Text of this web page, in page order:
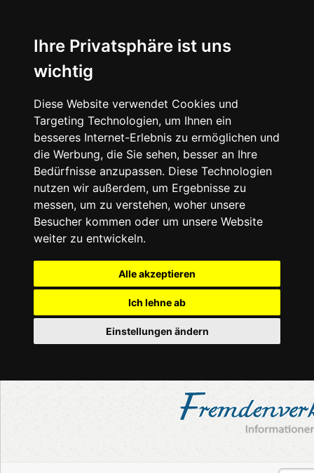
Ihre Privatsphäre ist uns
wichtig
Diese Website verwendet Cookies und
Targeting Technologien, um Ihnen ein
besseres Internet-Erlebnis zu ermöglichen und
die Werbung, die Sie sehen, besser an Ihre
Bedürfnisse anzupassen. Diese Technologien
nutzen wir außerdem, um Ergebnisse zu
messen, um zu verstehen, woher unsere
Besucher kommen oder um unsere Website
weiter zu entwickeln.
Alle akzeptieren
Ich lehne ab
Einstellungen ändern